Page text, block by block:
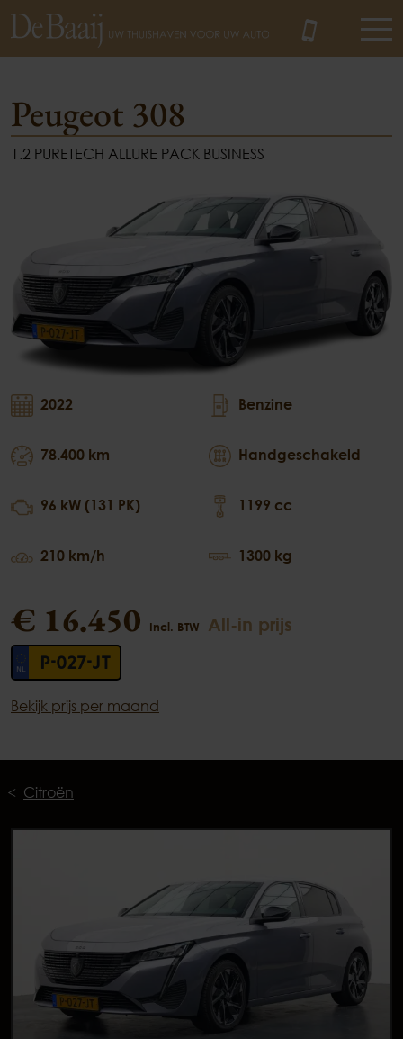
Peugeot 308
1.2 PURETECH ALLURE PACK BUSINESS
2022
78.400 km
96 kW (131 PK)
210 km/h
Benzine
Handgeschakeld
1199 cc
1300 kg
€ 16.450 Incl. BTW All-in prijs
P-027-JT
Bekijk prijs per maand
Citroën